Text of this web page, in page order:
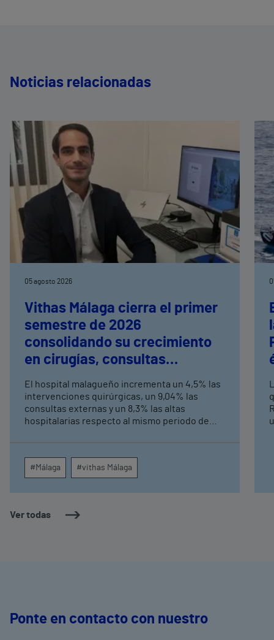
Noticias relacionadas
Ver todas
05 agosto 2026
Vithas Málaga cierra el primer
semestre de 2026
consolidando su crecimiento
en cirugías, consultas
El hospital malagueño incrementa un 4,5% las
intervenciones quirúrgicas, un 9,04% las
consultas externas y un 8,3% las altas
hospitalarias respecto al mismo periodo de
provincia dispara un 140% las intervenciones
quirúrgicas ambulatorias y un 7% las consultas
como oftalmología, aparato digestivo,
#Málaga #vithas Málaga
Ponte en contacto con nuestro